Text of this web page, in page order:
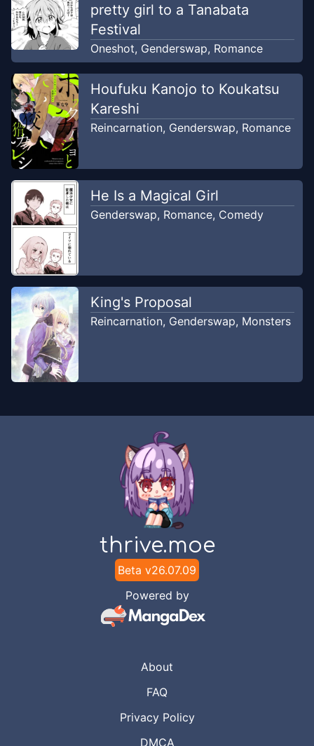
pretty girl to a Tanabata
Festival
Oneshot, Genderswap, Romance
Houfuku Kanojo to Koukatsu
Kareshi
Reincarnation, Genderswap, Romance
He Is a Magical Girl
Genderswap, Romance, Comedy
King's Proposal
Reincarnation, Genderswap, Monsters
thrive.moe
Beta v26.07.09
Powered by
About
FAQ
Privacy Policy
DMCA